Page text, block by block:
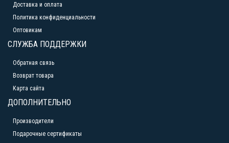
Доставка и оплата
Политика конфиденциальности
Оптовикам
СЛУЖБА ПОДДЕРЖКИ
Обратная связь
Возврат товара
Карта сайта
ДОПОЛНИТЕЛЬНО
Производители
Подарочные сертификаты